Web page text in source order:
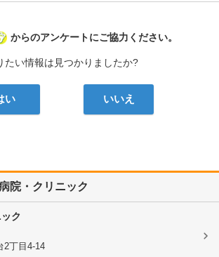
病院なび
からのアンケートにご協力ください。
たい情報は見つかりましたか?
い いいえ
院・クリニック
ク
2丁目4-14